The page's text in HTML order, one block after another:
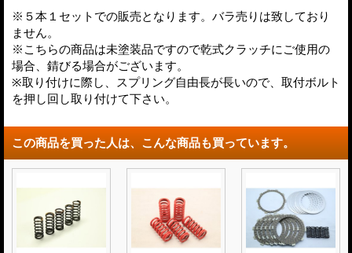
※５本１セットでの販売となります。バラ売りは致しており
ません。
※こちらの商品は未塗装品ですので乾式クラッチにご使用の
場合、錆びる場合がございます。
※取り付けに際し、スプリング自由長が長いので、取付ボルト
を押し回し取り付けて下さい。
この商品を買った人は、こんな商品も買っています。